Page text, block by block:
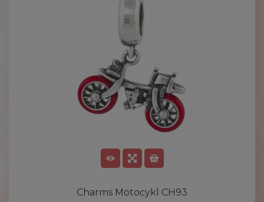
Charms Motocykl CH93